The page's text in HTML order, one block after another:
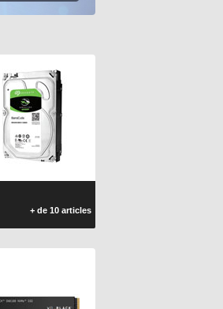
+ de 10 articles